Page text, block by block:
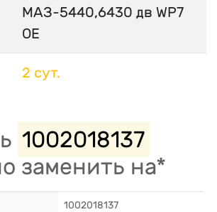
МАЗ-5440,6430 дв WP7
OE
2 сут.
1002018137
заменить на*
1002018137